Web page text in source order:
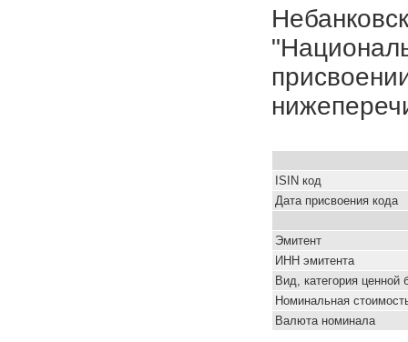
ISIN код
Дата присвоения кода
Эмитент
ИНН эмитента
Вид, категория ценной
Номинальная
Валюта номинала